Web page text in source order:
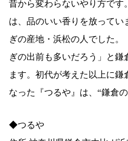
昔から変わらないやり方で
は、品のいい香りを放って
ぎの産地・浜松の人でした
ぎの出前も多いだろう」と
ます。初代が考えた以上に
なった『つるや』は、“鎌倉
◆つるや